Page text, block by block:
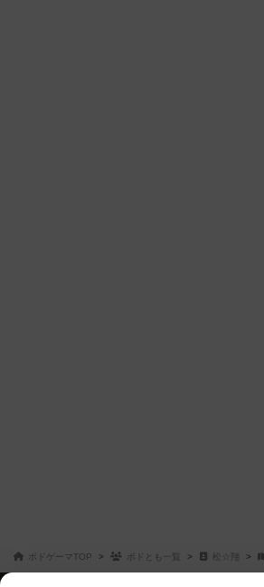
ボドゲーマTOP ボドとも一覧 松☆翔